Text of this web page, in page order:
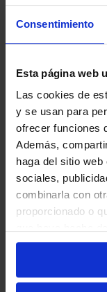
Consentimiento
Esta página web
Las cookies de
y se usan para
ofrecer funciones
Además,
haga del sitio
sociales,
combinarla con
proporcionado o